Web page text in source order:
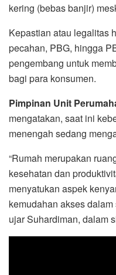
kering (bebas banjir)
Kepastian atau legalitas
pecahan, PBG, hingga
pengembang untuk
bagi para konsumen.
Pimpinan Unit
mengatakan, saat ini
menengah sedang
“Rumah merupakan
kesehatan dan
menyatukan aspek
kemudahan akses
ujar Suhardiman, dalam